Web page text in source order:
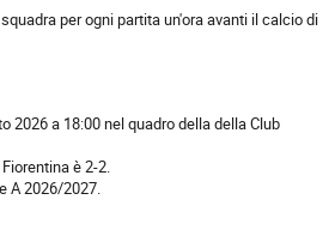
per ogni partita un'ora avanti il calcio di
2026 a 18:00 nel quadro della della Club
è 2-2.
A 2026/2027.